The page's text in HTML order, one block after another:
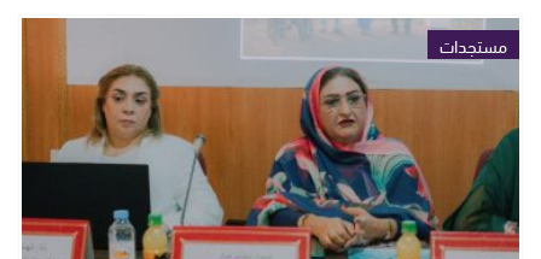
مستجدات